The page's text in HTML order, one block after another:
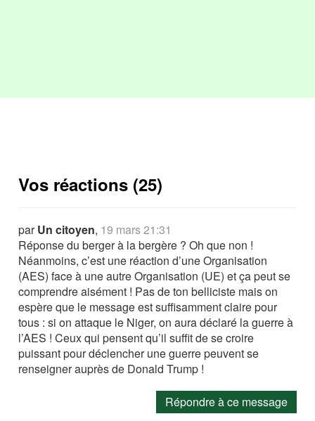
Vos réactions (25)
parUn citoyen, 19 mars 21:31
Réponse du berger à la bergère ? Oh que non !
Néanmoins, c’est une réaction d’une Organisation
(AES) face à une autre Organisation (UE) et ça peut se
comprendre aisément ! Pas de ton belliciste mais on
espère que le message est suffisamment claire pour
tous : si on attaque le Niger, on aura déclaré la guerre à
l’AES ! Ceux qui pensent qu’il suffit de se croire
puissant pour déclencher une guerre peuvent se
renseigner auprès de Donald Trump !
Répondre à ce message